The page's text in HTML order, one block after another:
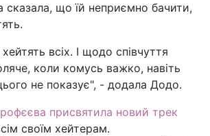
сказала, що їй неприємно бачити,
всіх. І щодо співчуття
коли комусь важко, навіть
не показує", - додала Додо.
присвятила новий трек
своїм хейтерам.